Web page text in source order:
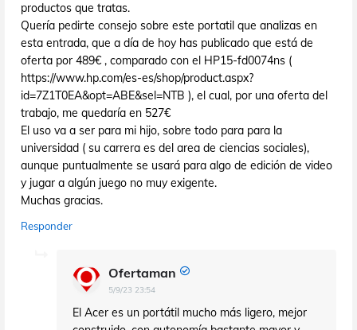
productos que tratas.
Quería pedirte consejo sobre este portatil que analizas en
esta entrada, que a día de hoy has publicado que está de
oferta por 489€ , comparado con el HP15-fd0074ns (
https://www.hp.com/es-es/shop/product.aspx?
id=7Z1T0EA&opt=ABE&sel=NTB ), el cual, por una oferta del
trabajo, me quedaría en 527€
El uso va a ser para mi hijo, sobre todo para para la
universidad ( su carrera es del area de ciencias sociales),
aunque puntualmente se usará para algo de edición de video
y jugar a algún juego no muy exigente.
Muchas gracias.
Responder
Ofertaman
5/9/23 23:54
El Acer es un portátil mucho más ligero, mejor